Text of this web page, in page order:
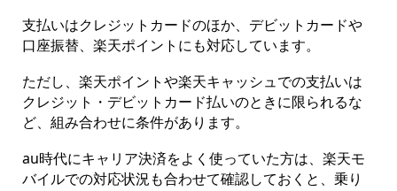
支払いはクレジットカードのほか、デビットカードや
口座振替、楽天ポイントにも対応しています。
ただし、楽天ポイントや楽天キャッシュでの支払いは
クレジット・デビットカード払いのときに限られるな
ど、組み合わせに条件があります。
au時代にキャリア決済をよく使っていた方は、楽天モ
バイルでの対応状況も合わせて確認しておくと、乗り